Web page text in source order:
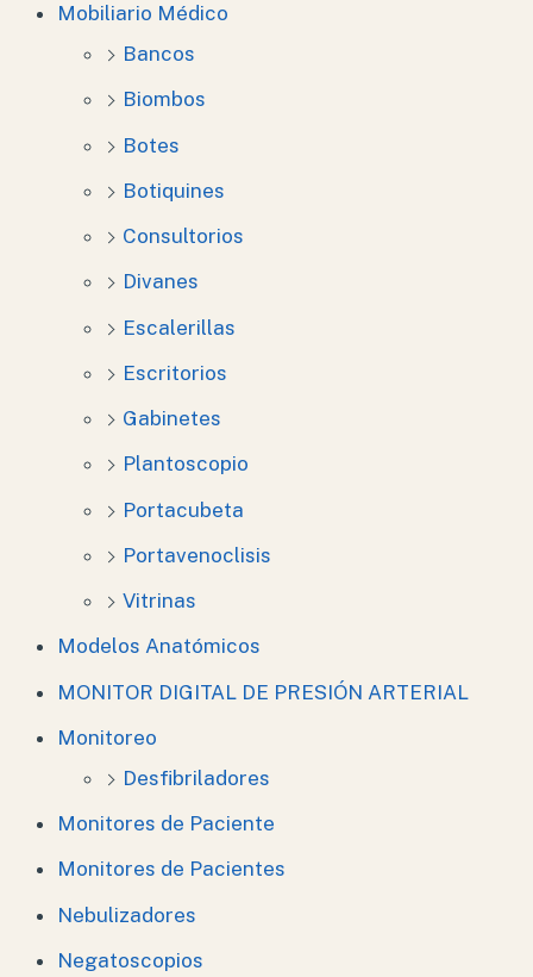
Mobiliario Médico
Bancos
Biombos
Botes
Botiquines
Consultorios
Divanes
Escalerillas
Escritorios
Gabinetes
Plantoscopio
Portacubeta
Portavenoclisis
Vitrinas
Modelos Anatómicos
MONITOR DIGITAL DE PRESIÓN ARTERIAL
Monitoreo
Desfibriladores
Monitores de Paciente
Monitores de Pacientes
Nebulizadores
Negatoscopios